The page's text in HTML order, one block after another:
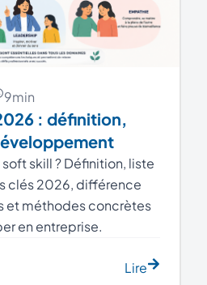
9min
: définition,
skill ? Définition, liste
clés 2026, différence
et méthodes concrètes
en entreprise.
Lire